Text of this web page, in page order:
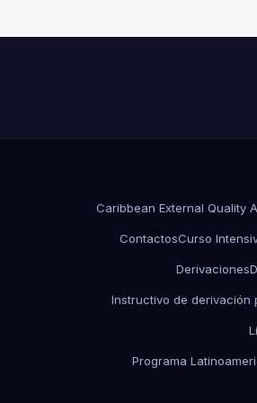
Caribbean External Quality
ContactosCurso
Derivaciones
Instructivo de derivación
Programa